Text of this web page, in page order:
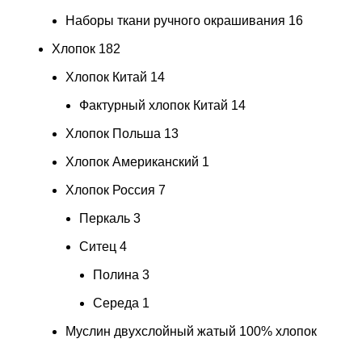
Наборы ткани ручного окрашивания 16
Хлопок 182
Хлопок Китай 14
Фактурный хлопок Китай 14
Хлопок Польша 13
Хлопок Американский 1
Хлопок Россия 7
Перкаль 3
Ситец 4
Полина 3
Середа 1
Муслин двухслойный жатый 100% хлопок